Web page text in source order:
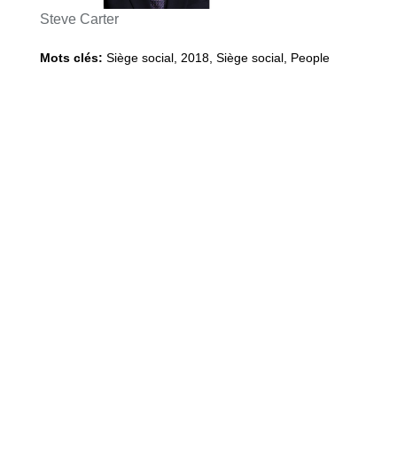
Steve Carter
Mots clés: Siège social, 2018, Siège social, People